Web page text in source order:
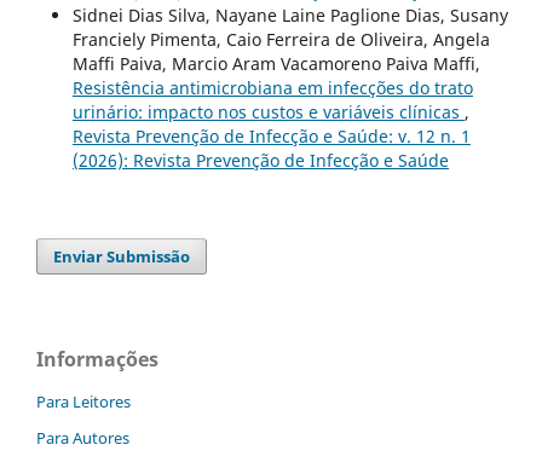
Sidnei Dias Silva, Nayane Laine Paglione Dias, Susany
Franciely Pimenta, Caio Ferreira de Oliveira, Angela
Maffi Paiva, Marcio Aram Vacamoreno Paiva Maffi,
Resistência antimicrobiana em infecções do trato
urinário: impacto nos custos e variáveis clínicas ,
Revista Prevenção de Infecção e Saúde: v. 12 n. 1
(2026): Revista Prevenção de Infecção e Saúde
Enviar Submissão
Informações
Para Leitores
Para Autores